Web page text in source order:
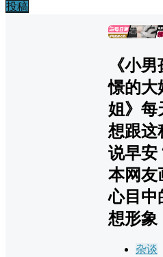
投稿
广告
《小
憬的大
姐》每
想跟这
说早安
本网友
心目中
想形象
杂谈